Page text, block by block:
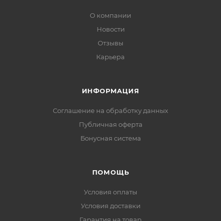
О компании
Новости
Отзывы
Карьера
ИНФОРМАЦИЯ
Соглашение на обработку данных
Публичная оферта
Бонусная система
ПОМОЩЬ
Условия оплаты
Условия доставки